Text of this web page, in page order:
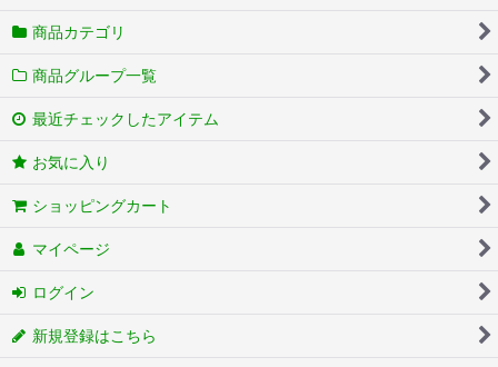
商品カテゴリ
商品グループ一覧
最近チェックしたアイテム
お気に入り
ショッピングカート
マイページ
ログイン
新規登録はこちら